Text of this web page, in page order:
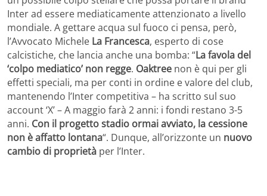
Inter ad essere mediaticamente attenzionato a livello
mondiale. A gettare acqua sul fuoco ci pensa, però,
l’Avvocato Michele La Francesca, esperto di cose
calcistiche, che lancia anche una bomba: “La favola del
‘colpo mediatico’ non regge. Oaktree non è qui per gli
effetti speciali, ma per conti in ordine e valore del club,
mantenendo l’Inter competitiva – ha scritto sul suo
account ‘X’ – A maggio farà 2 anni: i fondi restano 3-5
anni. Con il progetto stadio ormai avviato, la cessione
non è affatto lontana“. Dunque, all’orizzonte un nuovo
cambio di proprietà per l’Inter.